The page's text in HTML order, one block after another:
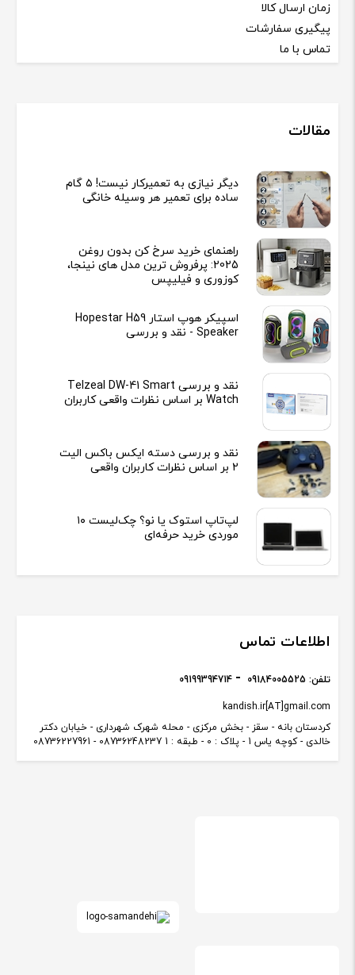
زمان ارسال کالا
پیگیری سفارشات
تماس با ما
مقالات
دیگر نیازی به تعمیرکار نیست! ۵ گام
ساده برای تعمیر هر وسیله خانگی
راهنمای خرید سرخ کن بدون روغن
2025: پرفروش ترین مدل های نینجا،
کوزوری و فیلیپس
اسپیکر هوپ استار Hopestar H59
Speaker - نقد و بررسی
نقد و بررسی Telzeal DW-41 Smart
Watch بر اساس نظرات واقعی کاربران
نقد و بررسی دسته ایکس باکس الیت
2 بر اساس نظرات کاربران واقعی
لپ‌تاپ استوک یا نو؟ چک‌لیست ۱۰
موردی خرید حرفه‌ای
اطلاعات تماس
کردستان بانه - سقز - بخش مرکزی - محله شهرک شهرداری - خیابان دکتر
خالدی - کوچه یاس 1 - پلاک : 0 - طبقه : 1 08736248237 - 08736227961
kandish.ir[AT]gmail.com
تلفن: 09184005525
09199394714